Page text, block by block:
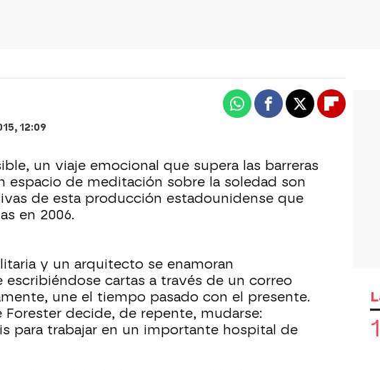
12:09
WhatsappFacebook
X
un viaje emocional que supera las barreras
espacio de meditación sobre la soledad son
de esta producción estadounidense que
en 2006.
y un arquitecto se enamoran
escribiéndose cartas a través de un correo
une el tiempo pasado con el presente.
Forester decide, de repente, mudarse:
para trabajar en un importante hospital de